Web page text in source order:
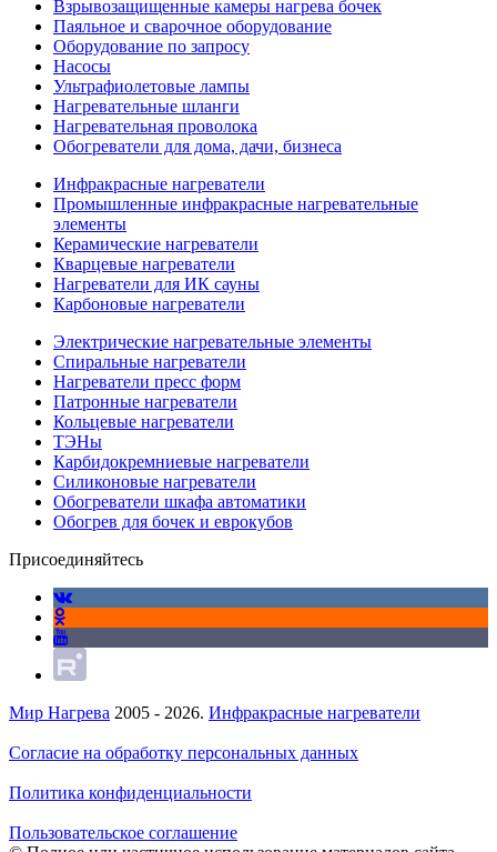
Взрывозащищенные камеры нагрева бочек
Паяльное и сварочное оборудование
Оборудование по запросу
Насосы
Ультрафиолетовые лампы
Нагревательные шланги
Нагревательная проволока
Обогреватели для дома, дачи, бизнеса
Инфракрасные нагреватели
Промышленные инфракрасные нагревательные
элементы
Керамические нагреватели
Кварцевые нагреватели
Нагреватели для ИК сауны
Карбоновые нагреватели
Электрические нагревательные элементы
Спиральные нагреватели
Нагреватели пресс форм
Патронные нагреватели
Кольцевые нагреватели
ТЭНы
Карбидокремниевые нагреватели
Силиконовые нагреватели
Обогреватели шкафа автоматики
Обогрев для бочек и еврокубов
Присоединяйтесь
Мир Нагрева 2005 - 2026. Инфракрасные нагреватели
Согласие на обработку персональных данных
Политика конфиденциальности
Пользовательское соглашение